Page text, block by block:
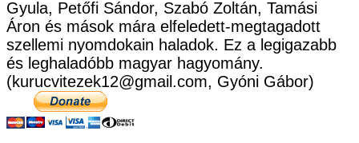
Gyula, Petőfi Sándor, Szabó Zoltán, Tamási
Áron és mások mára elfeledett-megtagadott
szellemi nyomdokain haladok. Ez a legigazabb
és leghaladóbb magyar hagyomány.
(kurucvitezek12@gmail.com, Gyóni Gábor)